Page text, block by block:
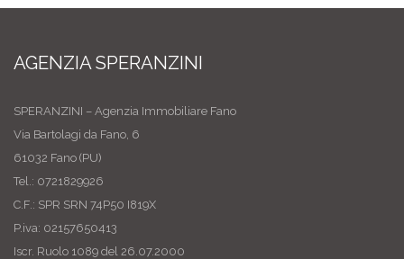
AGENZIA SPERANZINI
SPERANZINI – Agenzia Immobiliare Fano
Via Bartolagi da Fano, 6
61032 Fano (PU)
Tel.: 0721829926
C.F.: SPR SRN 74P50 I819X
P.iva: 02157650413
Iscr. Ruolo 1089 del 26.07.2000